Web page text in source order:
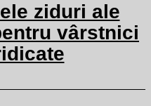
ziduri ale
vârstnici